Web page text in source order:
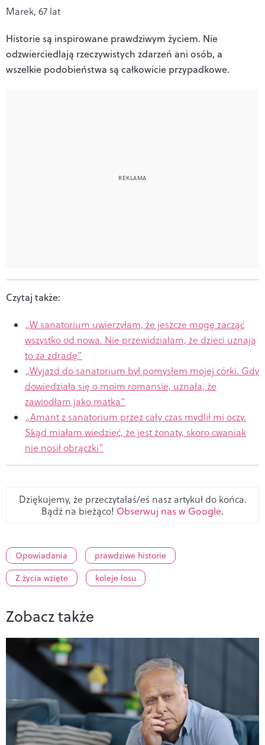
Marek, 67 lat
Historie są inspirowane prawdziwym życiem. Nie
odzwierciedlają rzeczywistych zdarzeń ani osób, a
wszelkie podobieństwa są całkowicie przypadkowe.
Czytaj także:
„W sanatorium uwierzyłam, że jeszcze mogę zacząć
wszystko od nowa. Nie przewidziałam, że dzieci uznają
to za zdradę”
„Wyjazd do sanatorium był pomysłem mojej córki. Gdy
dowiedziała się o moim romansie, uznała, że
zawiodłam jako matka”
„Amant z sanatorium przez cały czas mydlił mi oczy.
Skąd miałam wiedzieć, że jest żonaty, skoro cwaniak
nie nosił obrączki”
Dziękujemy, że przeczytałaś/eś nasz artykuł do końca.
Bądź na bieżąco! Obserwuj nas w Google.
Opowiadania
prawdziwe historie
Z życia wzięte
koleje losu
Zobacz także